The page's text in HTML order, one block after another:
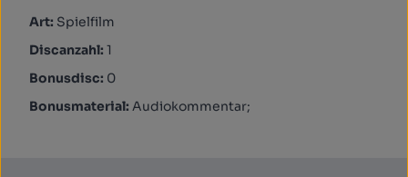
Art: Spielfilm
Discanzahl: 1
Bonusdisc: 0
Bonusmaterial: Audiokommentar;